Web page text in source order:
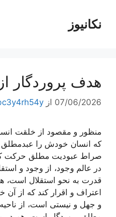
محتوانکانیوز
هدف پروردگار
07/06/2026 از
منظور و مقصود از خلقت
كه انسان خودش را عبدمطلق
صراط عبودیت مطلق حركت
در عالم وجود، از وجود و
قدرت به نحو استقلال است،
اعتراف و اقرار كند كه از
و جهل و نیستی است، از